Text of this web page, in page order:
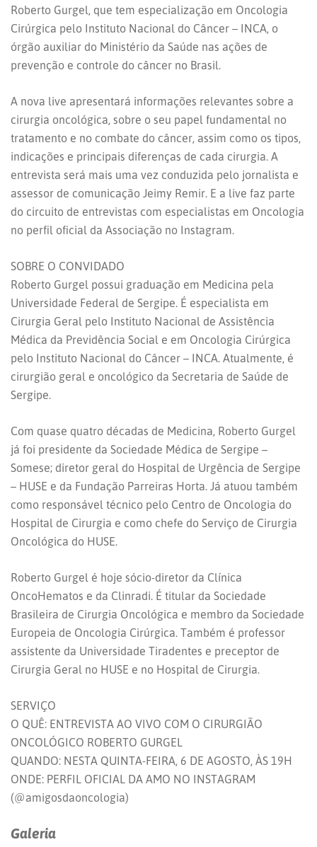
Roberto Gurgel, que tem especialização em Oncologia
Cirúrgica pelo Instituto Nacional do Câncer – INCA, o
órgão auxiliar do Ministério da Saúde nas ações de
prevenção e controle do câncer no Brasil.
A nova live apresentará informações relevantes sobre a
cirurgia oncológica, sobre o seu papel fundamental no
tratamento e no combate do câncer, assim como os tipos,
indicações e principais diferenças de cada cirurgia. A
entrevista será mais uma vez conduzida pelo jornalista e
assessor de comunicação Jeimy Remir. E a live faz parte
do circuito de entrevistas com especialistas em Oncologia
no perfil oficial da Associação no Instagram.
SOBRE O CONVIDADO
Roberto Gurgel possui graduação em Medicina pela
Universidade Federal de Sergipe. É especialista em
Cirurgia Geral pelo Instituto Nacional de Assistência
Médica da Previdência Social e em Oncologia Cirúrgica
pelo Instituto Nacional do Câncer – INCA. Atualmente, é
cirurgião geral e oncológico da Secretaria de Saúde de
Sergipe.
Com quase quatro décadas de Medicina, Roberto Gurgel
já foi presidente da Sociedade Médica de Sergipe –
Somese; diretor geral do Hospital de Urgência de Sergipe
– HUSE e da Fundação Parreiras Horta. Já atuou também
como responsável técnico pelo Centro de Oncologia do
Hospital de Cirurgia e como chefe do Serviço de Cirurgia
Oncológica do HUSE.
Roberto Gurgel é hoje sócio-diretor da Clínica
OncoHematos e da Clinradi. É titular da Sociedade
Brasileira de Cirurgia Oncológica e membro da Sociedade
Europeia de Oncologia Cirúrgica. Também é professor
assistente da Universidade Tiradentes e preceptor de
Cirurgia Geral no HUSE e no Hospital de Cirurgia.
SERVIÇO
O QUÊ: ENTREVISTA AO VIVO COM O CIRURGIÃO
ONCOLÓGICO ROBERTO GURGEL
QUANDO: NESTA QUINTA-FEIRA, 6 DE AGOSTO, ÀS 19H
ONDE: PERFIL OFICIAL DA AMO NO INSTAGRAM
(@amigosdaoncologia)
Galeria